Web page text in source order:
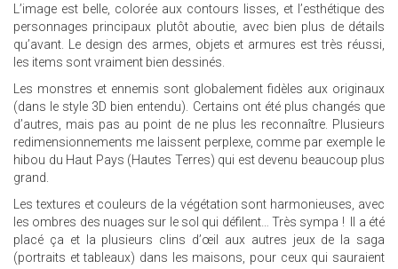
L’image est belle, colorée aux contours lisses, et l’esthétique des
personnages principaux plutôt aboutie, avec bien plus de détails
qu’avant. Le design des armes, objets et armures est très réussi,
les items sont vraiment bien dessinés.
Les monstres et ennemis sont globalement fidèles aux originaux
(dans le style 3D bien entendu). Certains ont été plus changés que
d’autres, mais pas au point de ne plus les reconnaître. Plusieurs
redimensionnements me laissent perplexe, comme par exemple le
hibou du Haut Pays (Hautes Terres) qui est devenu beaucoup plus
grand.
Les textures et couleurs de la végétation sont harmonieuses, avec
les ombres des nuages sur le sol qui défilent… Très sympa ! Il a été
placé ça et la plusieurs clins d’œil aux autres jeux de la saga
(portraits et tableaux) dans les maisons, pour ceux qui sauraient